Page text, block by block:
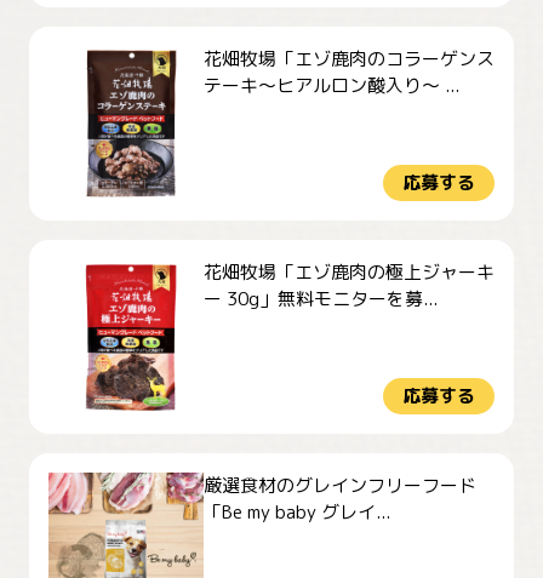
花畑牧場「エゾ鹿肉のコラーゲンス
テーキ～ヒアルロン酸入り～ ...
応募する
花畑牧場「エゾ鹿肉の極上ジャーキ
ー 30g」無料モニターを募...
応募する
厳選食材のグレインフリーフード
「Be my baby グレイ...